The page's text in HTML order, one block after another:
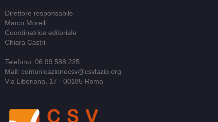
Direttore responsabile
Marco Morelli
Coordinatrice editoriale
Chiara Castri
Telefono: 06 99 588 225
Mail: comunicazionecsv@csvlazio.org
Via Liberiana, 17 - 00185 Roma